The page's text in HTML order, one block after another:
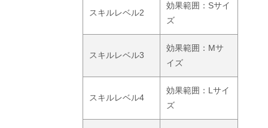
スキルレベル2
効果範囲：Sサイ
ズ
スキルレベル3
効果範囲：Mサ
イズ
スキルレベル4
効果範囲：Lサイ
ズ